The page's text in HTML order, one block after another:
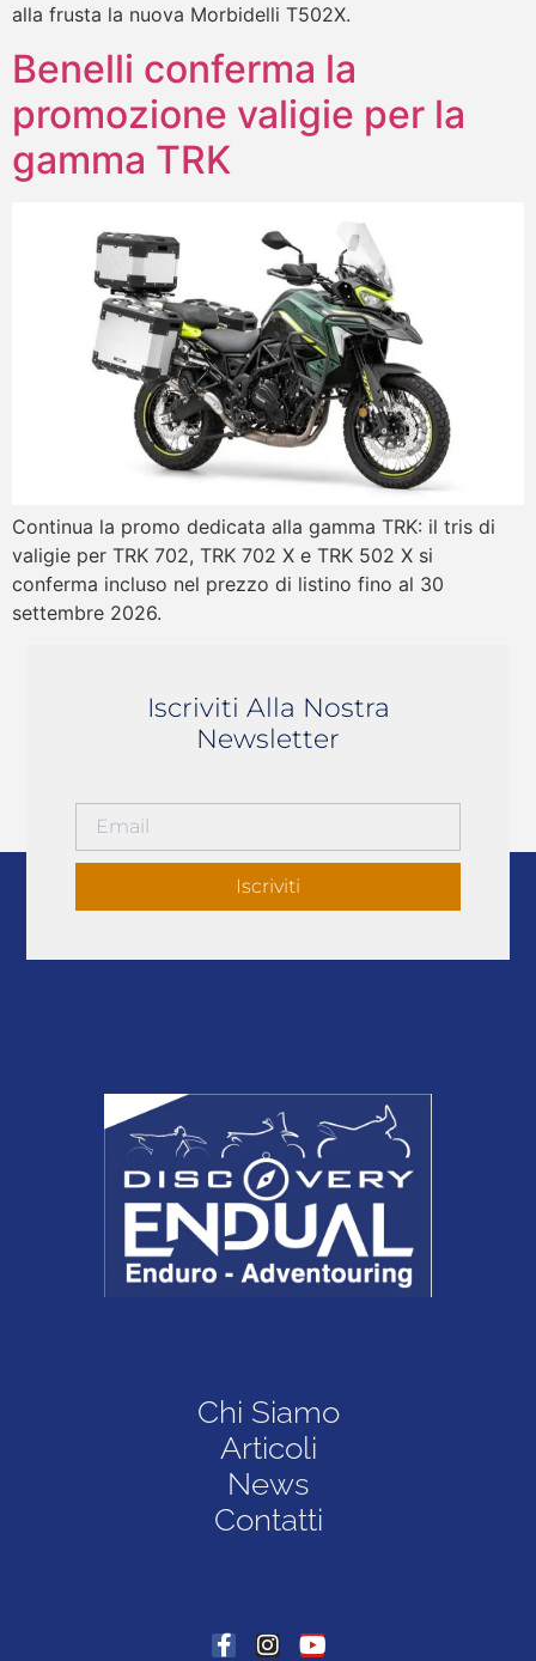
alla frusta la nuova Morbidelli T502X.
Benelli conferma la
promozione valigie per la
gamma TRK
Continua la promo dedicata alla gamma TRK: il tris di
valigie per TRK 702, TRK 702 X e TRK 502 X si
conferma incluso nel prezzo di listino fino al 30
settembre 2026.
Iscriviti Alla Nostra
Newsletter
Iscriviti
Chi Siamo
Articoli
News
Contatti